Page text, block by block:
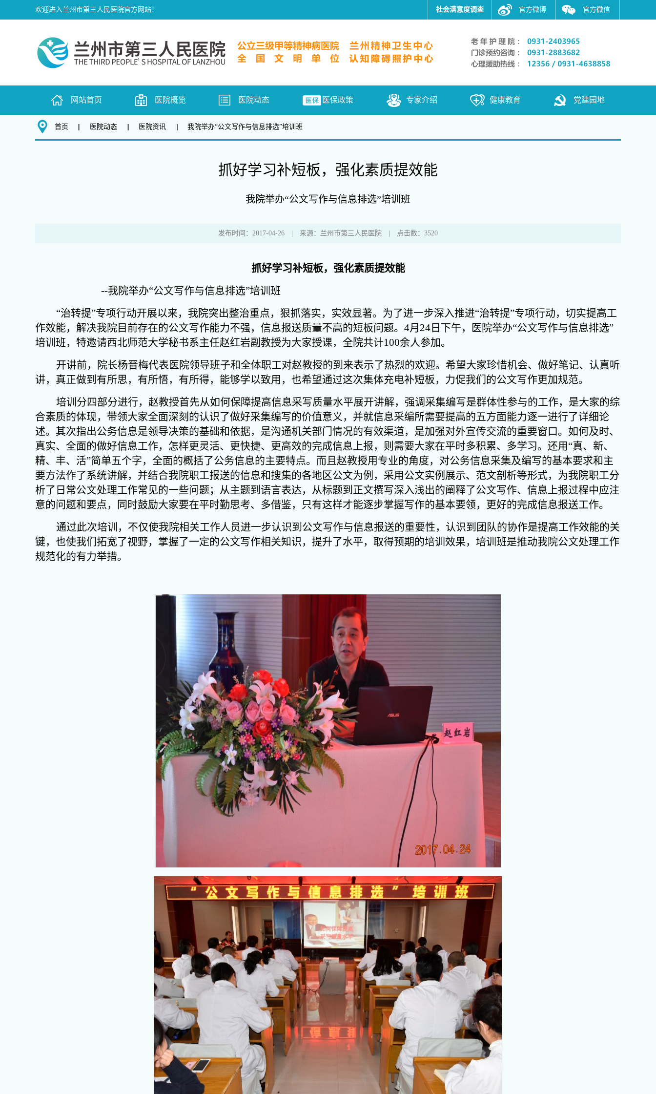
欢迎进入兰州市第三人民医院官方网站！ 社会满意度调查 官方微博 官方微信
网站首页 医院概览 医院动态 医保政策 专家介绍 健康教育 党建园地
首页 医院动态 医院资讯 我院举办“公文写作与信息排选”培训班
抓好学习补短板，强化素质提效能
我院举办“公文写作与信息排选”培训班
发布时间：2017-04-26 | 来源：兰州市第三人民医院 | 点击数：3520
抓好学习补短板，强化素质提效能
--我院举办“公文写作与信息排选”培训班
“治转提”专项行动开展以来，我院突出整治重点，狠抓落实，实效显著。为了进一步深入推进“治转提”专项行动，切实提高工
作效能，解决我院目前存在的公文写作能力不强，信息报送质量不高的短板问题。4月24日下午，医院举办“公文写作与信息排选”
培训班，特邀请西北师范大学秘书系主任赵红岩副教授为大家授课，全院共计100余人参加。
开讲前，院长杨晋梅代表医院领导班子和全体职工对赵教授的到来表示了热烈的欢迎。希望大家珍惜机会、做好笔记、认真听
讲，真正做到有所思，有所悟，有所得，能够学以致用，也希望通过这次集体充电补短板，力促我们的公文写作更加规范。
培训分四部分进行，赵教授首先从如何保障提高信息采写质量水平展开讲解，强调采集编写是群体性参与的工作，是大家的综
合素质的体现，带领大家全面深刻的认识了做好采集编写的价值意义，并就信息采编所需要提高的五方面能力逐一进行了详细论
述。其次指出公务信息是领导决策的基础和依据，是沟通机关部门情况的有效渠道，是加强对外宣传交流的重要窗口。如何及时、
真实、全面的做好信息工作，怎样更灵活、更快捷、更高效的完成信息上报，则需要大家在平时多积累、多学习。还用“真、新、
精、丰、活”简单五个字，全面的概括了公务信息的主要特点。而且赵教授用专业的角度，对公务信息采集及编写的基本要求和主
要方法作了系统讲解，并结合我院职工报送的信息和搜集的各地区公文为例，采用公文实例展示、范文剖析等形式，为我院职工分
析了日常公文处理工作常见的一些问题；从主题到语言表达，从标题到正文撰写深入浅出的阐释了公文写作、信息上报过程中应注
意的问题和要点，同时鼓励大家要在平时勤思考、多借鉴，只有这样才能逐步掌握写作的基本要领，更好的完成信息报送工作。
通过此次培训，不仅使我院相关工作人员进一步认识到公文写作与信息报送的重要性，认识到团队的协作是提高工作效能的关
键，也使我们拓宽了视野，掌握了一定的公文写作相关知识，提升了水平，取得预期的培训效果，培训班是推动我院公文处理工作
规范化的有力举措。